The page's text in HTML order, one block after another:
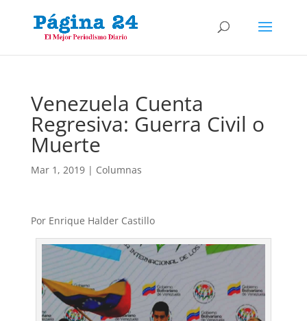
Venezuela Cuenta
Regresiva: Guerra Civil o
Muerte
Mar 1, 2019| Columnas
Por Enrique Halder Castillo